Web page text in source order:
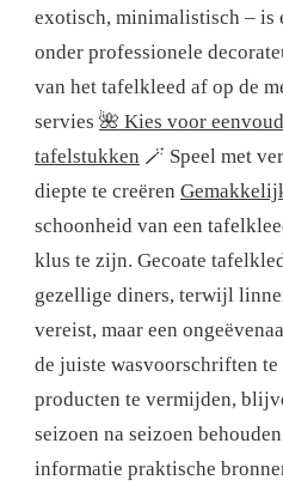
exotisch, minimalistisch – is
onder professionele
van het tafelkleed af op de
servies 🌺 Kies voor
tafelstukken 🪄 Speel met
diepte te creëren
schoonheid van een
klus te zijn. Gecoate
gezellige diners, terwijl
vereist, maar een
de juiste wasvoorschriften te
producten te vermijden,
seizoen na seizoen
informatie praktische